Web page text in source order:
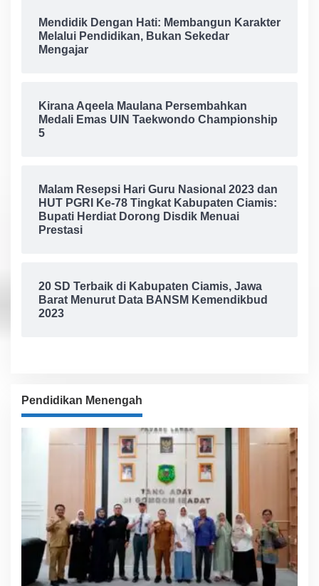
Mendidik Dengan Hati: Membangun Karakter
Melalui Pendidikan, Bukan Sekedar
Mengajar
Kirana Aqeela Maulana Persembahkan
Medali Emas UIN Taekwondo Championship
5
Malam Resepsi Hari Guru Nasional 2023 dan
HUT PGRI Ke-78 Tingkat Kabupaten Ciamis:
Bupati Herdiat Dorong Disdik Menuai
Prestasi
20 SD Terbaik di Kabupaten Ciamis, Jawa
Barat Menurut Data BANSM Kemendikbud
2023
Pendidikan Menengah